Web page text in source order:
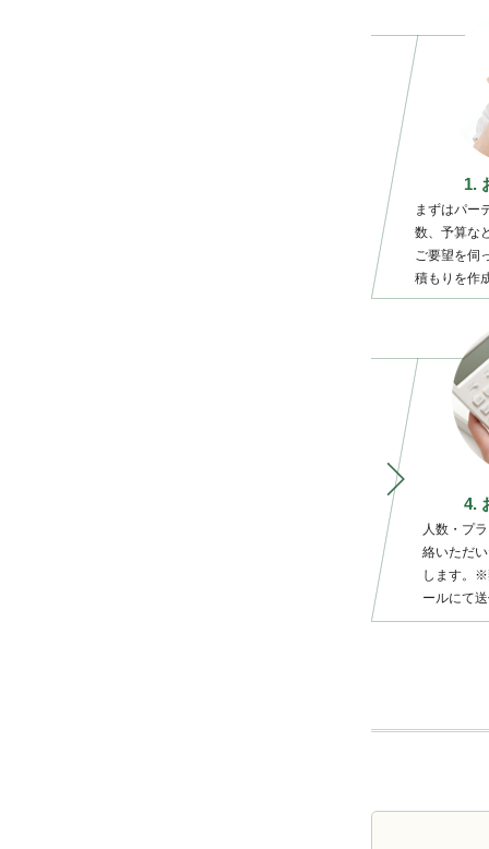
1.
まずはパー
数、予算な
ご要望を伺
積もりを作
4.
人数・プ
絡いただ
します。※
ールにて